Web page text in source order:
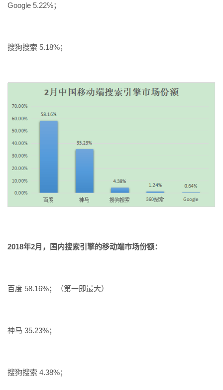
Google 5.22%；
搜狗搜索 5.18%；
2018年2月，国内搜索引擎的移动端市场份额：
百度 58.16%；（第一即最大）
神马 35.23%；
搜狗搜索 4.38%；